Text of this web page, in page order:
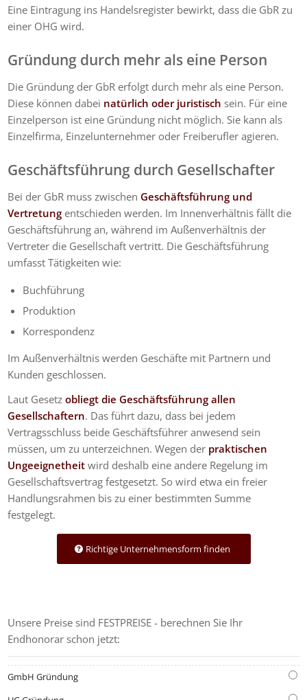
Eine Eintragung ins Handelsregister bewirkt, dass die GbR zu
einer OHG wird.
Gründung durch mehr als eine Person
Die Gründung der GbR erfolgt durch mehr als eine Person.
Diese können dabei natürlich oder juristisch sein. Für eine
Einzelperson ist eine Gründung nicht möglich. Sie kann als
Einzelfirma, Einzelunternehmer oder Freiberufler agieren.
Geschäftsführung durch Gesellschafter
Bei der GbR muss zwischen Geschäftsführung und
Vertretung entschieden werden. Im Innenverhältnis fällt die
Geschäftsführung an, während im Außenverhältnis der
Vertreter die Gesellschaft vertritt. Die Geschäftsführung
umfasst Tätigkeiten wie:
Buchführung
Produktion
Korrespondenz
Im Außenverhältnis werden Geschäfte mit Partnern und
Kunden geschlossen.
Laut Gesetzobliegt die Geschäftsführung allen
Gesellschaftern. Das führt dazu, dass bei jedem
Vertragsschluss beide Geschäftsführer anwesend sein
müssen, um zu unterzeichnen. Wegen der praktischen
Ungeeignetheit wird deshalb eine andere Regelung im
Gesellschaftsvertrag festgesetzt. So wird etwa ein freier
Handlungsrahmen bis zu einer bestimmten Summe
festgelegt.
Richtige Unternehmensform finden
Unsere Preise sind FESTPREISE - berechnen Sie Ihr
Endhonorar schon jetzt:
GmbH Gründung